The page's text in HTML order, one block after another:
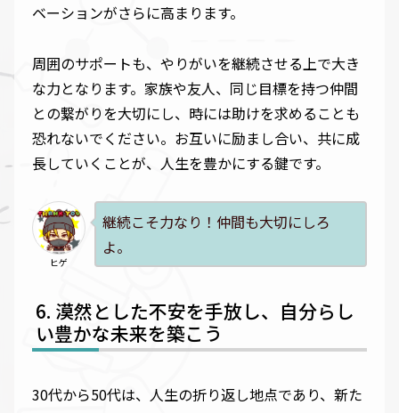
ベーションがさらに高まります。
周囲のサポートも、やりがいを継続させる上で大き
な力となります。家族や友人、同じ目標を持つ仲間
との繋がりを大切にし、時には助けを求めることも
恐れないでください。お互いに励まし合い、共に成
長していくことが、人生を豊かにする鍵です。
ヒゲ
継続こそ力なり！仲間も大切にしろ
よ。
漠然とした不安を手放し、自分らし
い豊かな未来を築こう
30代から50代は、人生の折り返し地点であり、新た